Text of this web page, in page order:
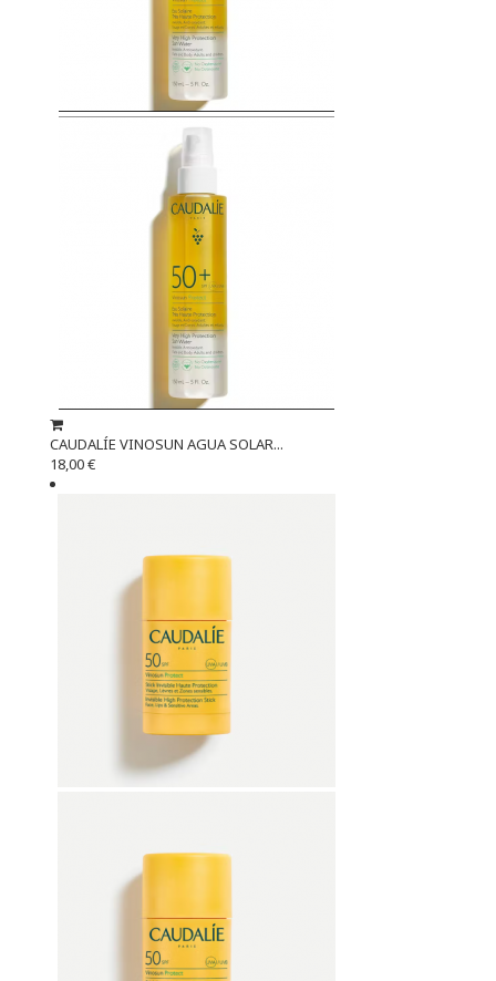
CAUDALÍE VINOSUN AGUA SOLAR...
18,00 €